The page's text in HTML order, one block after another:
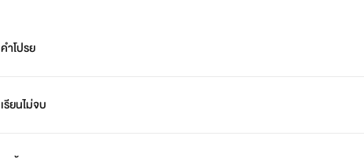
คำโปรย
เรียนไม่จบ